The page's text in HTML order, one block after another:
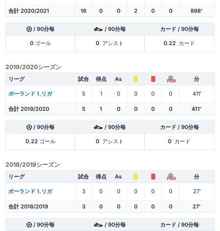
合計 2020/2021 16 0 0 2 0 0 898'
/ 90分毎 / 90分毎 カード / 90分毎
0ゴール 0 アシスト 0.22 カード
2019/2020シーズン
リーグ 試合 得点 As PEN 分
ポーランド 1.リガ 5 1 0 0 0 0 411'
合計 2019/2020 5 1 0 0 0 0 411'
/ 90分毎 / 90分毎 カード / 90分毎
0.22 ゴール 0 アシスト 0 カード
2018/2019シーズン
リーグ 試合 得点 As PEN 分
ポーランド 1.リガ 3 0 0 0 0 0 27'
合計 2018/2019 3 0 0 0 0 0 27'
/ 90分毎 / 90分毎 カード / 90分毎